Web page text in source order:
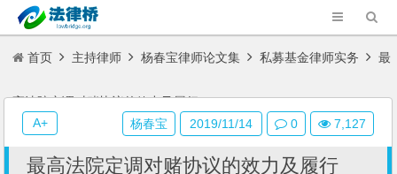
首页 主持律师 杨春宝律师论文集 私募基金律师实务 最
高法院定调对赌协议的效力及履行
最高法院定调对赌协议的效力及履行
杨春宝 2019/11/14 0 7,127
A+